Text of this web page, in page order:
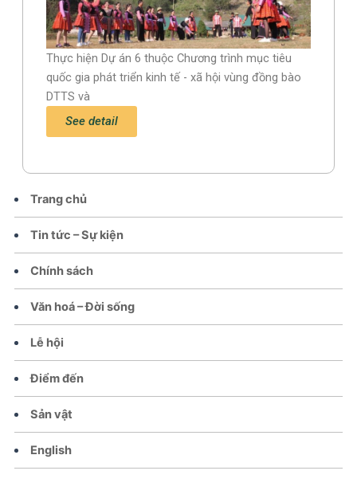
Trang chủ
Tin tức – Sự kiện
Chính sách
Văn hoá – Đời sống
Lễ hội
Điểm đến
Sản vật
English
Thực hiện Dự án 6 thuộc Chương trình mục tiêu
quốc gia phát triển kinh tế - xã hội vùng đồng bào
DTTS và
See detail